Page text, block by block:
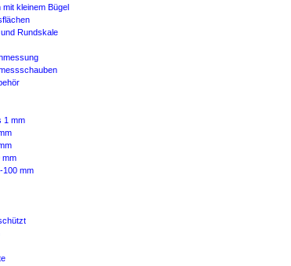
kleinem Bügel
Rundskale
1 mm
mm
100 mm